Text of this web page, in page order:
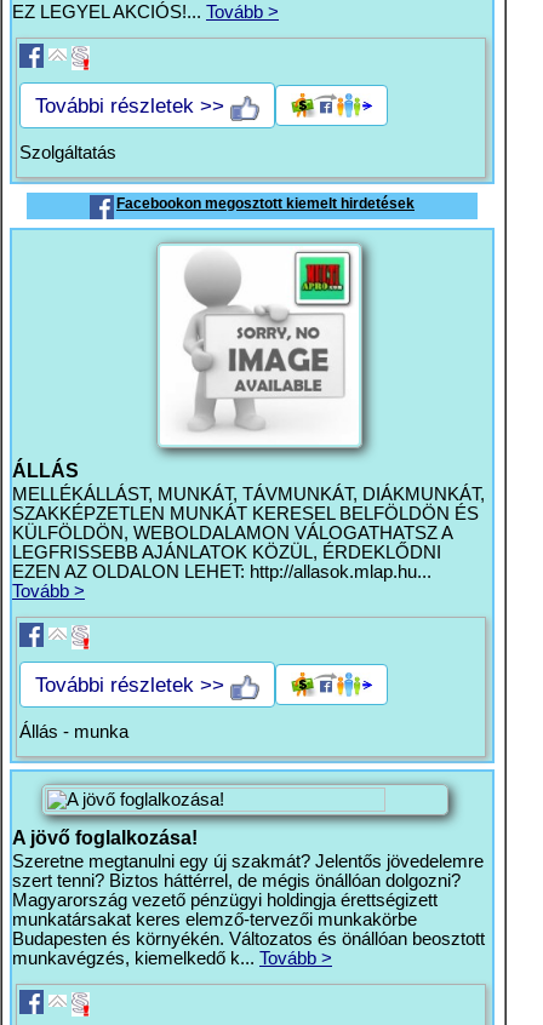
EZ LEGYEL AKCIÓS!... Tovább >
További részletek >>
Szolgáltatás
Facebookon megosztott kiemelt hirdetések
ÁLLÁS
MELLÉKÁLLÁST, MUNKÁT, TÁVMUNKÁT, DIÁKMUNKÁT,
SZAKKÉPZETLEN MUNKÁT KERESEL BELFÖLDÖN ÉS
KÜLFÖLDÖN, WEBOLDALAMON VÁLOGATHATSZ A
LEGFRISSEBB AJÁNLATOK KÖZÜL, ÉRDEKLŐDNI
EZEN AZ OLDALON LEHET: http://allasok.mlap.hu...
Tovább >
További részletek >>
Állás - munka
A jövő foglalkozása!
Szeretne megtanulni egy új szakmát? Jelentős jövedelemre
szert tenni? Biztos háttérrel, de mégis önállóan dolgozni?
Magyarország vezető pénzügyi holdingja érettségizett
munkatársakat keres elemző-tervezői munkakörbe
Budapesten és környékén. Változatos és önállóan beosztott
munkavégzés, kiemelkedő k... Tovább >